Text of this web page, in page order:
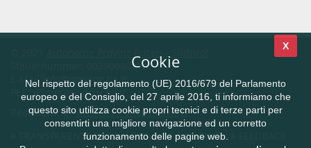
Steuernummer: 00390090215
E-Mail info@provinz.bz.it
PEC:adm@pec.prov.bz.it
Realisierung:Südtiroler Informatik AG
TRANSPARENTE VERWALTUNG
KONTAKT
X
Cookie
Nel rispetto del regolamento (UE) 2016/679 del Parlamento
europeo e del Consiglio, del 27 aprile 2016, ti informiamo che
questo sito utilizza cookie propri tecnici e di terze parti per
consentirti una migliore navigazione ed un corretto
funzionamento delle pagine web.